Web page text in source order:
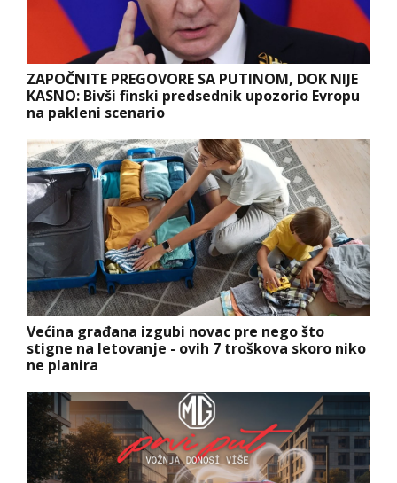
ZAPOČNITE PREGOVORE SA PUTINOM, DOK NIJE
KASNO: Bivši finski predsednik upozorio Evropu
na pakleni scenario
Većina građana izgubi novac pre nego što
stigne na letovanje - ovih 7 troškova skoro niko
ne planira